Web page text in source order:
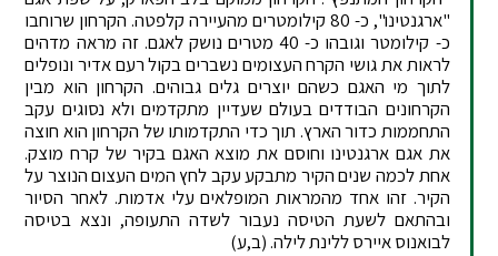
"ארגנטינו", כ- 80 קילומטרים מהעיירה קלפטה. הקרחון שרוחבו
כ- קילומטר וגובהו כ- 40 מטרים נושק לאגם. זה מראה מדהים
לראות את גושי הקרח העצומים נשברים בקול רעם אדיר ונופלים
לתוך מי האגם כשהם יוצרים גלים גבוהים. הקרחון הוא מבין
הקרחונים הבודדים בעולם שעדיין מתקדמים ולא נסוגים עקב
התחממות כדור הארץ. תוך כדי התקדמותו של הקרחון הוא חוצה
את אגם ארגנטינו וחוסם את מוצא האגם בקיר של קרח מוצק.
אחת לכמה שנים הקיר מתבקע עקב לחץ המים העצום הנוצר על
הקיר. זהו אחד מהמראות המופלאים עלי אדמות. לאחר הסיור
ובהתאם לשעת הטיסה נעבור לשדה התעופה, ונצא בטיסה
לבואנוס איירס ללינת לילה. (ב,ע)